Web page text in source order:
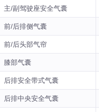
主/副驾驶座安全气囊
前/后排侧气囊
前/后头部气帘
膝部气囊
后排安全带式气囊
后排中央安全气囊